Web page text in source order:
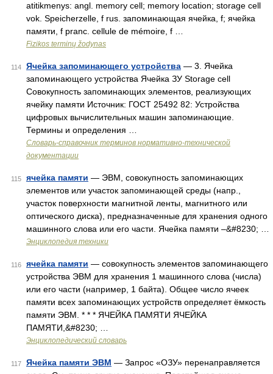
atitikmenys: angl. memory cell; memory location; storage cell
vok. Speicherzelle, f rus. запоминающая ячейка, f; ячейка
памяти, f pranc. cellule de mémoire, f …
Fizikos terminų žodynas
114 Ячейка запоминающего устройства — 3. Ячейка
запоминающего устройства Ячейка ЗУ Storage cell
Совокупность запоминающих элементов, реализующих
ячейку памяти Источник: ГОСТ 25492 82: Устройства
цифровых вычислительных машин запоминающие.
Термины и определения …
Словарь-справочник терминов нормативно-технической
документации
115 ячейка памяти — ЭВМ, совокупность запоминающих
элементов или участок запоминающей среды (напр.,
участок поверхности магнитной ленты, магнитного или
оптического диска), предназначенные для хранения одного
машинного слова или его части. Ячейка памяти –&#8230; …
Энциклопедия техники
116 ячейка памяти — совокупность элементов запоминающего
устройства ЭВМ для хранения 1 машинного слова (числа)
или его части (например, 1 байта). Общее число ячеек
памяти всех запоминающих устройств определяет ёмкость
памяти ЭВМ. * * * ЯЧЕЙКА ПАМЯТИ ЯЧЕЙКА
ПАМЯТИ,&#8230; …
Энциклопедический словарь
117 Ячейка памяти ЭВМ — Запрос «ОЗУ» перенаправляется